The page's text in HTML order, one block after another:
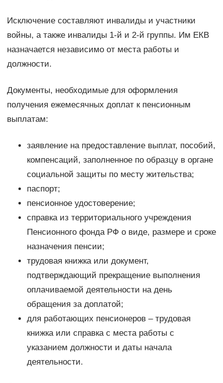
Исключение составляют инвалиды и участники
войны, а также инвалиды 1-й и 2-й группы. Им ЕКВ
назначается независимо от места работы и
должности.
Документы, необходимые для оформления
получения ежемесячных доплат к пенсионным
выплатам:
заявление на предоставление выплат, пособий,
компенсаций, заполненное по образцу в органе
социальной защиты по месту жительства;
паспорт;
пенсионное удостоверение;
справка из территориального учреждения
Пенсионного фонда РФ о виде, размере и сроке
назначения пенсии;
трудовая книжка или документ,
подтверждающий прекращение выполнения
оплачиваемой деятельности на день
обращения за доплатой;
для работающих пенсионеров – трудовая
книжка или справка с места работы с
указанием должности и даты начала
деятельности.